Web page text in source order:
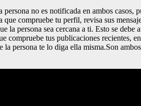
no es notificada en ambos
compruebe tu perfil, revisa sus
persona sea cercana a ti. Esto se
compruebe tus publicaciones recientes,
persona te lo diga ella misma.Son